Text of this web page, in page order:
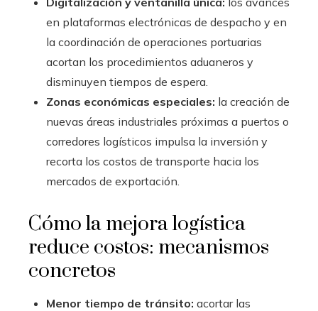
en plataformas electrónicas de despacho y en
la coordinación de operaciones portuarias
acortan los procedimientos aduaneros y
disminuyen tiempos de espera.
Zonas económicas especiales: la creación de
nuevas áreas industriales próximas a puertos o
corredores logísticos impulsa la inversión y
recorta los costos de transporte hacia los
mercados de exportación.
Cómo la mejora logística
reduce costos: mecanismos
concretos
Menor tiempo de tránsito: acortar las